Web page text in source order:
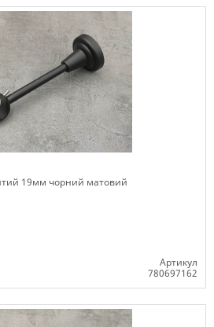
19мм чорний матовий
Артикул
780697162